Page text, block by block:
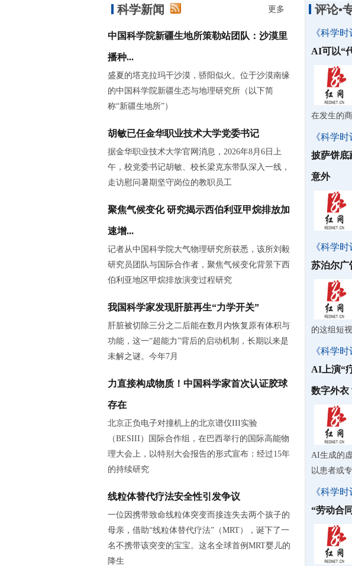
科学新闻 更多
中国科学院新疆生地所策勒站团队：沙漠里
播种...
盛夏的塔克拉玛干沙漠，骄阳似火。位于沙漠南缘
的中国科学院新疆生态与地理研究所（以下简
称“新疆生地所”）
胡敏已任金华职业技术大学党委书记
据金华职业技术大学官网消息，2026年8月6日上
午，校党委书记胡敏、校长梁克东带队深入一线，
走访慰问暑期坚守岗位的教职员工
聚焦气候变化 研究揭示西伯利亚甲烷排放加
速增...
记者从中国科学院大气物理研究所获悉，该所刘毅
研究员团队与国际合作者，聚焦气候变化背景下西
伯利亚地区甲烷排放演变过程研究
我国科学家发现肝脏再生“力学开关”
肝脏被切除三分之二后能在数月内恢复原有体积与
功能，这一“超能力”背后的启动机制，长期以来是
未解之谜。今年7月
力直接构成物质！中国科学家首次认证胶球
存在
北京正负电子对撞机上的北京谱仪III实验
（BESIII）国际合作组，在巴西举行的国际高能物
理大会上，以特别大会报告的形式宣布：经过15年
的持续研究
线粒体替代疗法安全性引发争议
一位因携带致命线粒体突变而接连失去两个孩子的
母亲，借助“线粒体替代疗法”（MRT），诞下了一
名不携带该突变的宝宝。这名全球首例MRT婴儿的
降生
评论•
《科学时
AI可以“
在发生的
《科学时
披萨饼底
意外
《科学时
苏泊尔广
的这组短
《科学时
AI上演“
数字外衣
AI生成的
以患者或
《科学时
“劳动合